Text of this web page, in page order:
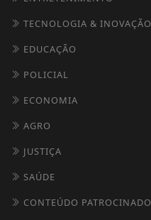
TECNOLOGIA & INOVAÇÃO
EDUCAÇÃO
POLICIAL
ECONOMIA
AGRO
JUSTIÇA
SAÚDE
CONTEÚDO PATROCINADO